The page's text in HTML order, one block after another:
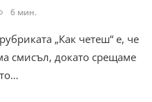
6 мин.
„Как четеш“ е, че
смисъл, докато срещаме